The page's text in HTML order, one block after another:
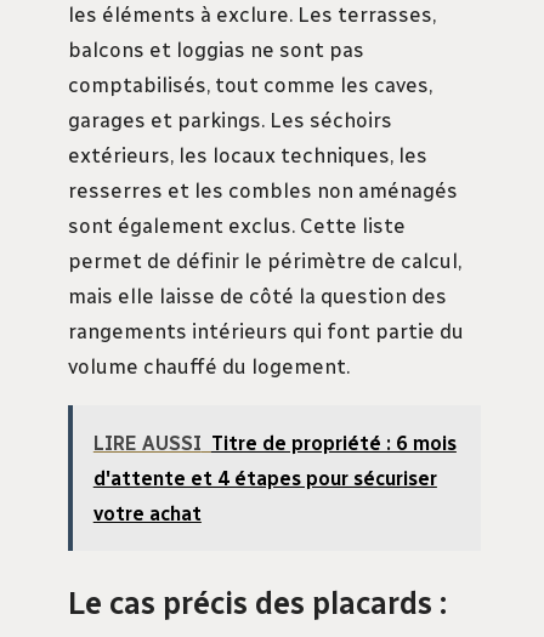
les éléments à exclure. Les terrasses,
balcons et loggias ne sont pas
comptabilisés, tout comme les caves,
garages et parkings. Les séchoirs
extérieurs, les locaux techniques, les
resserres et les combles non aménagés
sont également exclus. Cette liste
permet de définir le périmètre de calcul,
mais elle laisse de côté la question des
rangements intérieurs qui font partie du
volume chauffé du logement.
LIRE AUSSI Titre de propriété : 6 mois
d'attente et 4 étapes pour sécuriser
votre achat
Le cas précis des placards :